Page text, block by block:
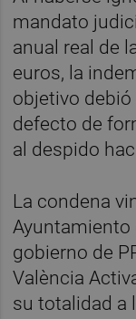
mandato
anual real de
euros, la
objetivo debió
defecto de
al despido
La condena
Ayuntamiento
gobierno de
València
su totalidad a